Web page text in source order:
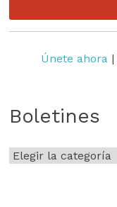
Únete ahora|
Boletines
Boletines